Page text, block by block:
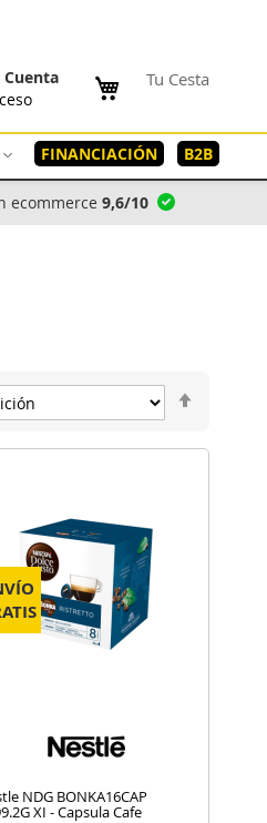
Tu Cesta
Cuenta
FINANCIACIÓN B2B
ecommerce 9,6/10
NDG BONKA16CAP
XI - Capsula Cafe